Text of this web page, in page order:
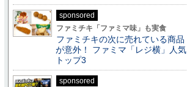
sponsored
ファミチキ「ファミマ味」も実食
ファミチキの次に売れている商品
が意外！ ファミマ「レジ横」人気
トップ3
sponsored